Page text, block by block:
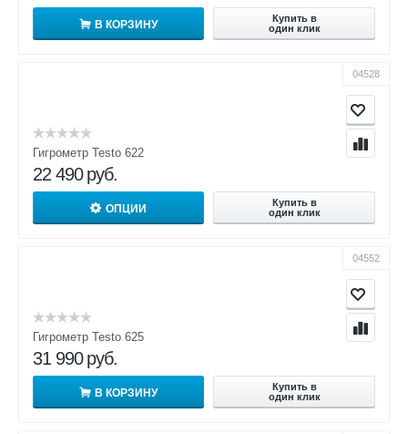
В КОРЗИНУ
Купить в
один клик
04528
Гигрометр Testo 622
22 490 руб.
ОПЦИИ
Купить в
один клик
04552
Гигрометр Testo 625
31 990 руб.
В КОРЗИНУ
Купить в
один клик